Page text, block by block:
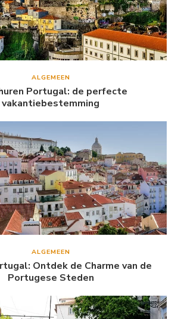
ALGEMEEN
Portugal: de perfecte
vakantiebestemming
ALGEMEEN
Ontdek de Charme van de
Portugese Steden